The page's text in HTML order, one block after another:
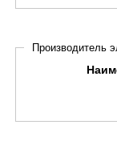
Производитель